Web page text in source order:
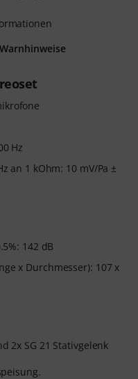
Hz
an 1 kOhm: 10 mV/Pa ±
142 dB
x Durchmesser): 107 x
2x SG 21 Stativgelenk